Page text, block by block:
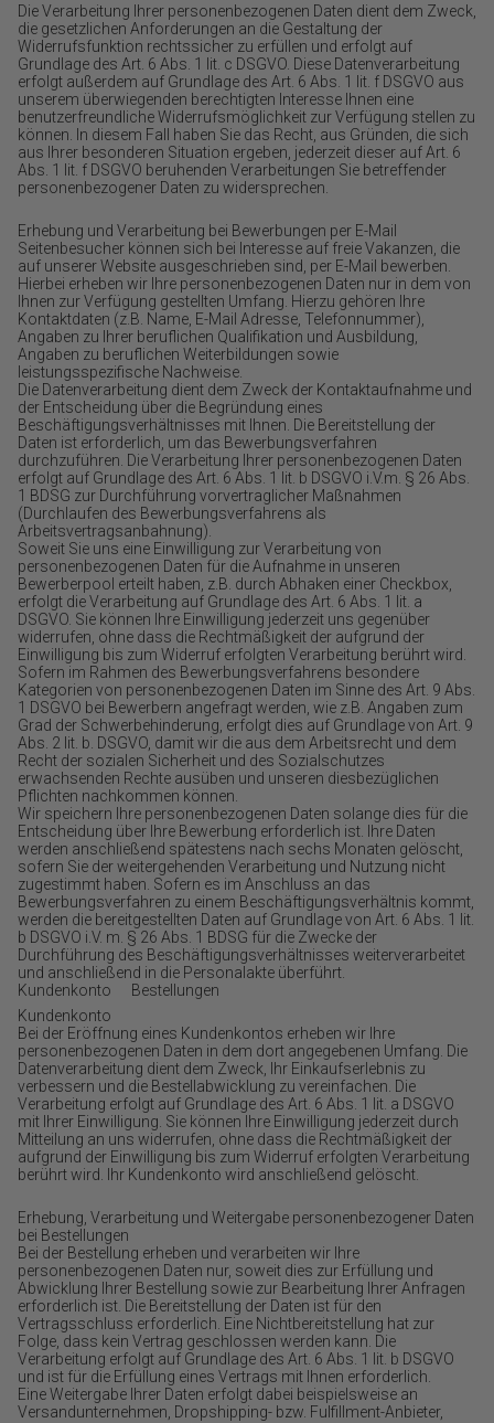
Die Verarbeitung Ihrer personenbezogenen Daten dient dem Zweck,
die gesetzlichen Anforderungen an die Gestaltung der
Widerrufsfunktion rechtssicher zu erfüllen und erfolgt auf
Grundlage des Art. 6 Abs. 1 lit. c DSGVO. Diese Datenverarbeitung
erfolgt außerdem auf Grundlage des Art. 6 Abs. 1 lit. f DSGVO aus
unserem überwiegenden berechtigten Interesse Ihnen eine
benutzerfreundliche Widerrufsmöglichkeit zur Verfügung stellen zu
können. In diesem Fall haben Sie das Recht, aus Gründen, die sich
aus Ihrer besonderen Situation ergeben, jederzeit dieser auf Art. 6
Abs. 1 lit. f DSGVO beruhenden Verarbeitungen Sie betreffender
personenbezogener Daten zu widersprechen.
Erhebung und Verarbeitung bei Bewerbungen per E-Mail
Seitenbesucher können sich bei Interesse auf freie Vakanzen, die
auf unserer Website ausgeschrieben sind, per E-Mail bewerben.
Hierbei erheben wir Ihre personenbezogenen Daten nur in dem von
Ihnen zur Verfügung gestellten Umfang. Hierzu gehören Ihre
Kontaktdaten (z.B. Name, E-Mail Adresse, Telefonnummer),
Angaben zu Ihrer beruflichen Qualifikation und Ausbildung,
Angaben zu beruflichen Weiterbildungen sowie
leistungsspezifische Nachweise.
Die Datenverarbeitung dient dem Zweck der Kontaktaufnahme und
der Entscheidung über die Begründung eines
Beschäftigungsverhältnisses mit Ihnen. Die Bereitstellung der
Daten ist erforderlich, um das Bewerbungsverfahren
durchzuführen. Die Verarbeitung Ihrer personenbezogenen Daten
erfolgt auf Grundlage des Art. 6 Abs. 1 lit. b DSGVO i.V.m. § 26 Abs.
1 BDSG zur Durchführung vorvertraglicher Maßnahmen
(Durchlaufen des Bewerbungsverfahrens als
Arbeitsvertragsanbahnung).
Soweit Sie uns eine Einwilligung zur Verarbeitung von
personenbezogenen Daten für die Aufnahme in unseren
Bewerberpool erteilt haben, z.B. durch Abhaken einer Checkbox,
erfolgt die Verarbeitung auf Grundlage des Art. 6 Abs. 1 lit. a
DSGVO. Sie können Ihre Einwilligung jederzeit uns gegenüber
widerrufen, ohne dass die Rechtmäßigkeit der aufgrund der
Einwilligung bis zum Widerruf erfolgten Verarbeitung berührt wird.
Sofern im Rahmen des Bewerbungsverfahrens besondere
Kategorien von personenbezogenen Daten im Sinne des Art. 9 Abs.
1 DSGVO bei Bewerbern angefragt werden, wie z.B. Angaben zum
Grad der Schwerbehinderung, erfolgt dies auf Grundlage von Art. 9
Abs. 2 lit. b. DSGVO, damit wir die aus dem Arbeitsrecht und dem
Recht der sozialen Sicherheit und des Sozialschutzes
erwachsenden Rechte ausüben und unseren diesbezüglichen
Pflichten nachkommen können.
Wir speichern Ihre personenbezogenen Daten solange dies für die
Entscheidung über Ihre Bewerbung erforderlich ist. Ihre Daten
werden anschließend spätestens nach sechs Monaten gelöscht,
sofern Sie der weitergehenden Verarbeitung und Nutzung nicht
zugestimmt haben. Sofern es im Anschluss an das
Bewerbungsverfahren zu einem Beschäftigungsverhältnis kommt,
werden die bereitgestellten Daten auf Grundlage von Art. 6 Abs. 1 lit.
b DSGVO i.V. m. § 26 Abs. 1 BDSG für die Zwecke der
Durchführung des Beschäftigungsverhältnisses weiterverarbeitet
und anschließend in die Personalakte überführt.
Kundenkonto Bestellungen
Kundenkonto
Bei der Eröffnung eines Kundenkontos erheben wir Ihre
personenbezogenen Daten in dem dort angegebenen Umfang. Die
Datenverarbeitung dient dem Zweck, Ihr Einkaufserlebnis zu
verbessern und die Bestellabwicklung zu vereinfachen. Die
Verarbeitung erfolgt auf Grundlage des Art. 6 Abs. 1 lit. a DSGVO
mit Ihrer Einwilligung. Sie können Ihre Einwilligung jederzeit durch
Mitteilung an uns widerrufen, ohne dass die Rechtmäßigkeit der
aufgrund der Einwilligung bis zum Widerruf erfolgten Verarbeitung
berührt wird. Ihr Kundenkonto wird anschließend gelöscht.
Erhebung, Verarbeitung und Weitergabe personenbezogener Daten
bei Bestellungen
Bei der Bestellung erheben und verarbeiten wir Ihre
personenbezogenen Daten nur, soweit dies zur Erfüllung und
Abwicklung Ihrer Bestellung sowie zur Bearbeitung Ihrer Anfragen
erforderlich ist. Die Bereitstellung der Daten ist für den
Vertragsschluss erforderlich. Eine Nichtbereitstellung hat zur
Folge, dass kein Vertrag geschlossen werden kann. Die
Verarbeitung erfolgt auf Grundlage des Art. 6 Abs. 1 lit. b DSGVO
und ist für die Erfüllung eines Vertrags mit Ihnen erforderlich.
Eine Weitergabe Ihrer Daten erfolgt dabei beispielsweise an
Versandunternehmen, Dropshipping- bzw. Fulfillment-Anbieter,